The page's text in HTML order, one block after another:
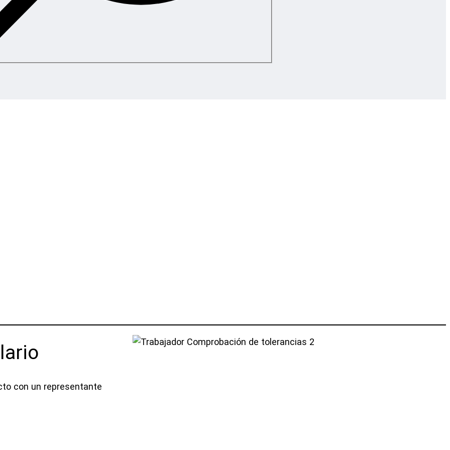
con un representante